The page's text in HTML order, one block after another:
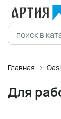
Главная
Для